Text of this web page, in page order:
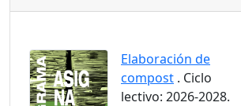
Elaboración de
compost . Ciclo
lectivo: 2026-2028.